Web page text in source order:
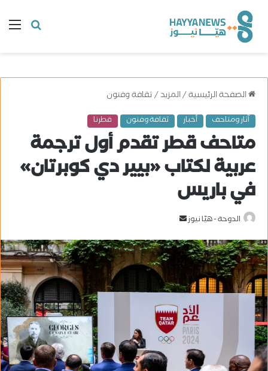
البحث
الصفحة الرئيسية/المزيد/ثقافة وفنون
آثار ومتاحف أخبار ثقافة وفنون قطرنا
متاحف قطر تقدم أول ترجمة
عربية لكتاب «بيير دي كوبرتان»
في باريس
الدوحة - هيّا نيوز
س
ب
ر
ي
د